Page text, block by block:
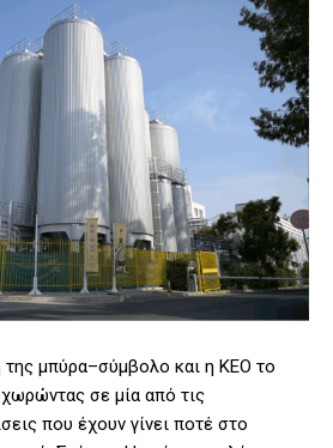
της μπύρα–σύμβολο και η ΚΕΟ το
σε μία από τις
που έχουν γίνει ποτέ στο